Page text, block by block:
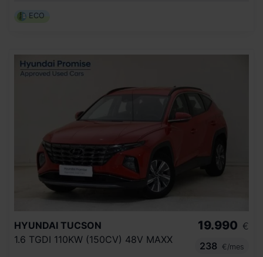
ECO
HYUNDAI TUCSON
1.6 TGDI 110KW (150CV) 48V MAXX
19.990 €
238
€/mes